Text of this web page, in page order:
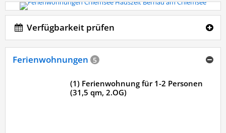
Verfügbarkeit prüfen
Ferienwohnungen 5
(1) Ferienwohnung für 1-2 Personen
(31,5 qm, 2.OG)